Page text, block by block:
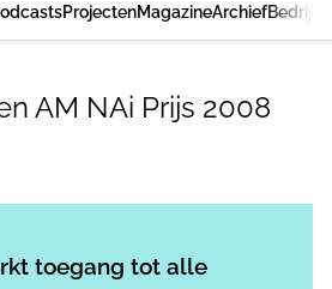
ProjectenMagazineArchief
AM NAi Prijs 2008
toegang tot alle